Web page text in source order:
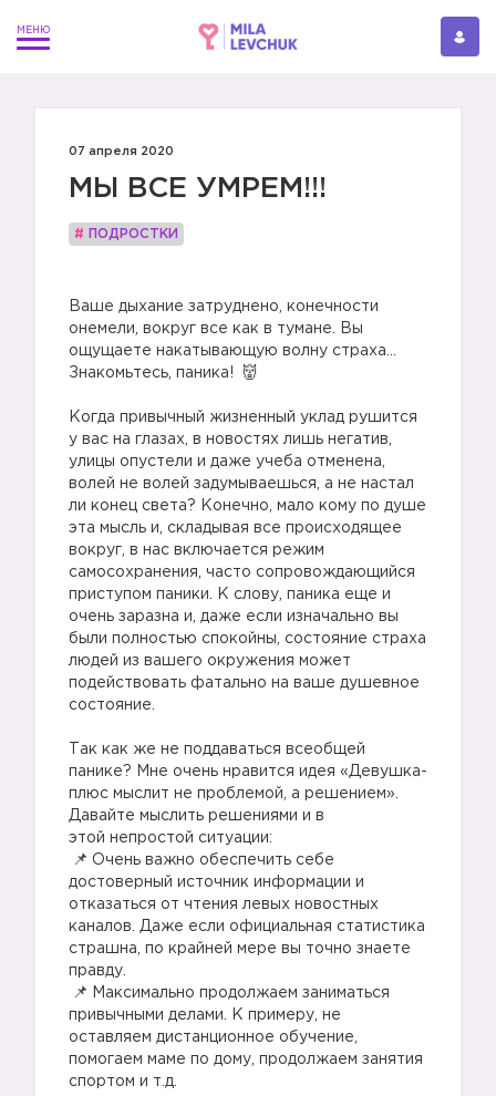
07 апреля 2020
МЫ ВСЕ УМРЕМ!!!
# ПОДРОСТКИ
Ваше дыхание затруднено, конечности
онемели, вокруг все как в тумане. Вы
ощущаете накатывающую волну страха…
Знакомьтесь, паника!
Когда привычный жизненный уклад рушится
у вас на глазах, в новостях лишь негатив,
улицы опустели и даже учеба отменена,
волей не волей задумываешься, а не настал
ли конец света? Конечно, мало кому по душе
эта мысль и, складывая все происходящее
вокруг, в нас включается режим
самосохранения, часто сопровождающийся
приступом паники. К слову, паника еще и
очень заразна и, даже если изначально вы
были полностью спокойны, состояние страха
людей из вашего окружения может
подействовать фатально на ваше душевное
состояние.
Так как же не поддаваться всеобщей
панике? Мне очень нравится идея «Девушка-
плюс мыслит не проблемой, а решением».
Давайте мыслить решениями и в
этой непростой ситуации:⠀
Очень важно обеспечить себе
достоверный источник информации и
отказаться от чтения левых новостных
каналов. Даже если официальная статистика
страшна, по крайней мере вы точно знаете
правду. ⠀
Максимально продолжаем заниматься
привычными делами. К примеру, не
оставляем дистанционное обучение,
помогаем маме по дому, продолжаем занятия
спортом и т.д. ⠀